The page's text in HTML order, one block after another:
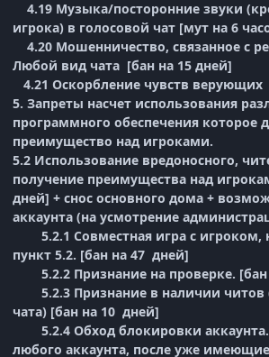
4.19 Музыка/посторонние звуки
игрока) в голосовой чат [мут на 6
4.20 Мошенничество, связанное с
Любой вид чата [бан на 15 дней]
4.21 Оскорбление чувств верующих
5. Запреты насчет использования
программного обеспечения которое
преимущество над игроками.
5.2 Использование вредоносного,
получение преимущества над
дней] + снос основного дома +
аккаунта (на усмотрение
5.2.1 Совместная игра с
пункт 5.2. [бан на 47 дней]
5.2.2 Признание на проверке. [бан
5.2.3 Признание в наличии читов
чата) [бан на 10 дней]
5.2.4 Обход блокировки аккаунта.
любого аккаунта, после уже